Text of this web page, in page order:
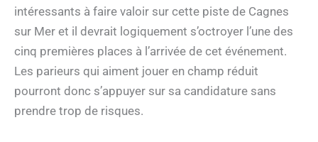
intéressants à faire valoir sur cette piste de Cagnes
sur Mer et il devrait logiquement s’octroyer l’une des
cinq premières places à l’arrivée de cet événement.
Les parieurs qui aiment jouer en champ réduit
pourront donc s’appuyer sur sa candidature sans
prendre trop de risques.